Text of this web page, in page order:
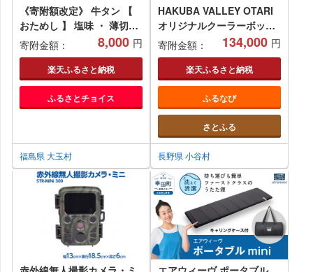
《寄附額改定》 牛タン 【
おためし 】 塩味 ・ 薄切り
スライス （ タン元 ・ タン
中 使用） 柔らか食感 150g
｜ 焼肉 ・ BBQ ・ キャン
プ にもおすすめ｜ 福島県
大玉村 【 02102 】
寄附金額： 8,000 円
楽天ふるさと納税
ふるさとチョイス
福島県 大玉村
HAKUBA VALLEY OTARI
オリジナルクーラーボック
ス 20Quart【タン】
寄附金額： 134,000 円
楽天ふるさと納税
ふるなび
さとふる
長野県 小谷村